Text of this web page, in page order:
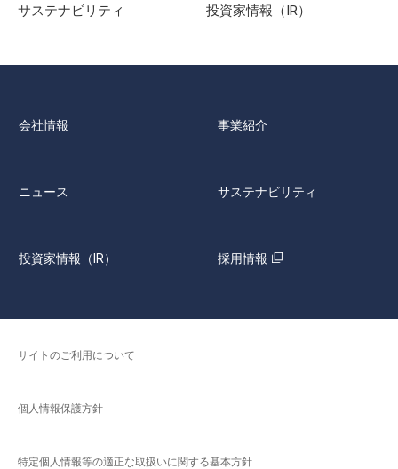
サステナビリティ 投資家情報（IR）
会社情報 事業紹介
ニュース サステナビリティ
投資家情報（IR） 採用情報
サイトのご利用について
個人情報保護方針
特定個人情報等の適正な取扱いに関する基本方針